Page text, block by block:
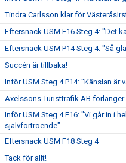
Tindra Carlsson klar för
Eftersnack USM F16 Steg 4: "Det
Eftersnack USM P14 Steg 4: "Så
Succén är tillbaka!
Inför USM Steg 4 P14: "Känslan är
Axelssons Turisttrafik AB
Inför USM Steg 4 F16: "Vi går in i
självförtroende"
Eftersnack USM F18 Steg 4
Tack för allt!